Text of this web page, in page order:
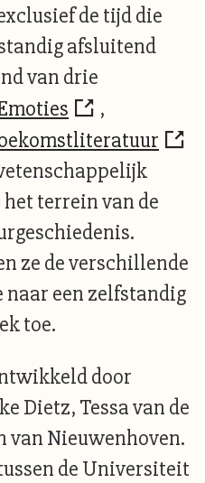
de tijd die
afsluitend
van drie
,
terrein van de
ze de verschillende
naar een zelfstandig
toe.
door
Dietz, Tessa van de
van Nieuwenhoven.
de Universiteit